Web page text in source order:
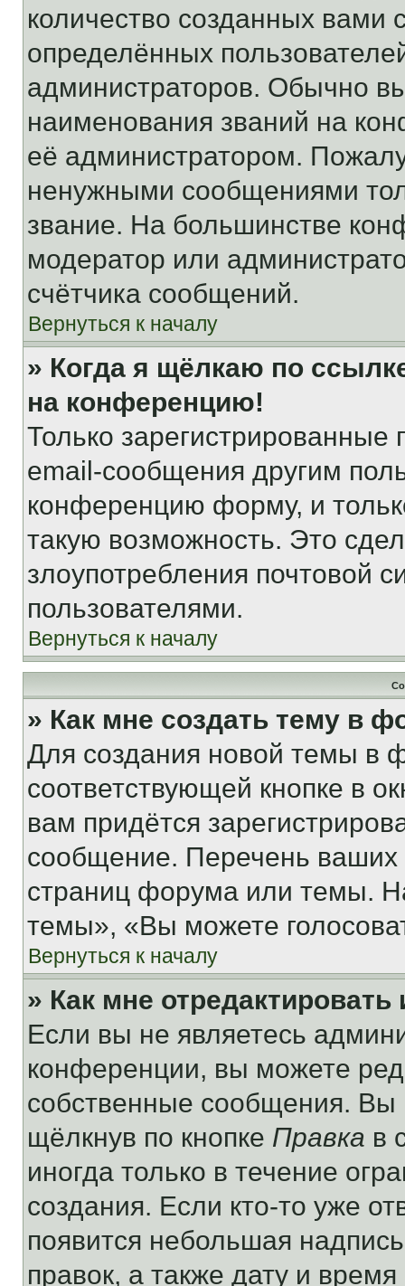
количество созданных
определённых
администраторов. Обычно
наименования званий на
её администратором.
ненужными сообщениями
звание. На большинстве
модератор или
счётчика сообщений.
Вернуться к началу
» Когда я щёлкаю по
на конференцию!
Только зарегистрированные
email-сообщения другим
конференцию форму, и
такую возможность. Это
злоупотребления почтовой
пользователями.
Вернуться к началу
» Как мне создать тему в
Для создания новой темы в
соответствующей кнопке в
вам придётся
сообщение. Перечень ваших
страниц форума или темы.
темы», «Вы можете
Вернуться к началу
» Как мне
Если вы не являетесь
конференции, вы можете
собственные сообщения. Вы
щёлкнув по кнопке Правка в
иногда только в течение
создания. Если кто-то уже
появится небольшая
правок, а также дату и